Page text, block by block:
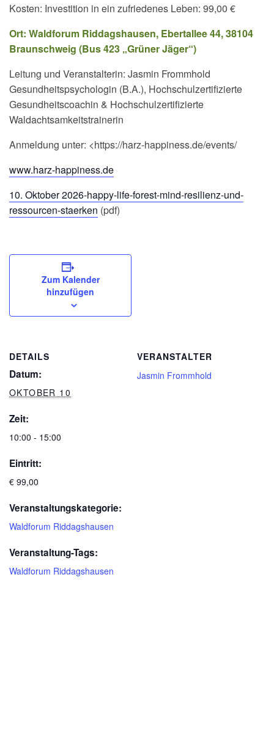
Kosten: Investition in ein zufriedenes Leben: 99,00 €
Ort: Waldforum Riddagshausen, Ebertallee 44, 38104
Braunschweig (Bus 423 „Grüner Jäger“)
Leitung und Veranstalterin: Jasmin Frommhold
Gesundheitspsychologin (B.A.), Hochschulzertifizierte
Gesundheitscoachin & Hochschulzertifizierte
Waldachtsamkeitstrainerin
Anmeldung unter: <https://harz-happiness.de/events/
www.harz-happiness.de
10. Oktober 2026-happy-life-forest-mind-resilienz-und-
ressourcen-staerken (pdf)
Zum Kalender
hinzufügen
DETAILS
Datum:
OKTOBER 10
Zeit:
10:00 - 15:00
Eintritt:
€ 99,00
Veranstaltungskategorie:
Waldforum Riddagshausen
Veranstaltung-Tags:
Waldforum Riddagshausen
VERANSTALTER
Jasmin Frommhold